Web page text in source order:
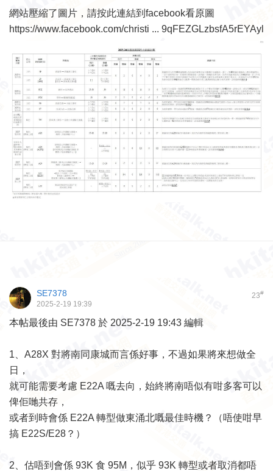
網站壓縮了圖片，請按此連結到facebook看原圖
https://www.facebook.com/christi ... 9qFEZGLzbsfA5rEYAyl
23#
SE7378
2025-2-19 19:39
本帖最後由 SE7378 於 2025-2-19 19:43 編輯
1、A28X 對將南同康城而言係好事，不過如果將來想做全
日，
就可能需要考慮 E22A 嘅去向，始終將南唔似有咁多客可以
俾佢哋共存，
或者到時會係 E22A 轉型做東涌北嘅最佳時機？（唔使咁早
搞 E22S/E28？）
2、估唔到會係 93K 食 95M，似乎 93K 轉型或者取消都唔